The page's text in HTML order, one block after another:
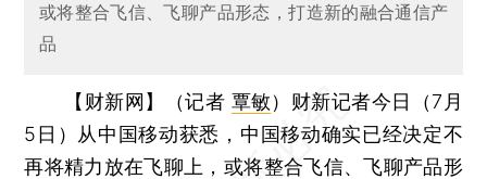
或将整合飞信、飞聊产品形态，打造新的融合通信产
品
【财新网】（记者 覃敏） 财新记者今日（7月
5日）从中国移动获悉，中国移动确实已经决定不
再将精力放在飞聊上，或将整合飞信、飞聊产品形